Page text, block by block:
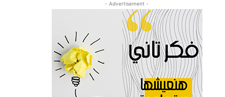
- Advertisement -